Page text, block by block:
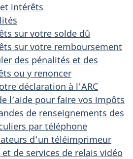
intérêts
sur votre solde dû
sur votre remboursement
des pénalités et des
ou y renoncer
déclaration à l'ARC
l’aide pour faire vos impôts
de renseignements des
par téléphone
d’un téléimprimeur
et de services de relais vidéo